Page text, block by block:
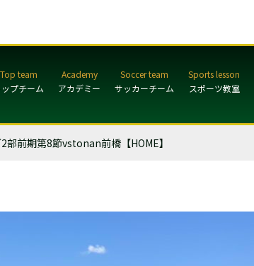
ップチーム アカデミー サッカーチーム スポーツ教室
部前期第8節vstonan前橋【HOME】